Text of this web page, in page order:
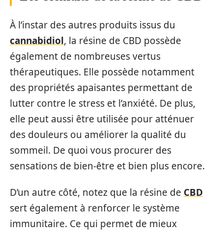
À l’instar des autres produits issus du
cannabidiol, la résine de CBD possède
également de nombreuses vertus
thérapeutiques. Elle possède notamment
des propriétés apaisantes permettant de
lutter contre le stress et l’anxiété. De plus,
elle peut aussi être utilisée pour atténuer
des douleurs ou améliorer la qualité du
sommeil. De quoi vous procurer des
sensations de bien-être et bien plus encore.
D’un autre côté, notez que la résine de CBD
sert également à renforcer le système
immunitaire. Ce qui permet de mieux